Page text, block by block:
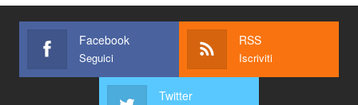
Facebook
Seguici
RSS
Iscriviti
Twitter